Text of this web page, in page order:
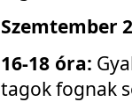
Szemtember
16-18 óra:
tagok fognak